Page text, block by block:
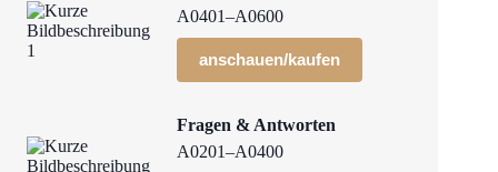
A0401–A0600
anschauen/kaufen
Fragen & Antworten
A0201–A0400